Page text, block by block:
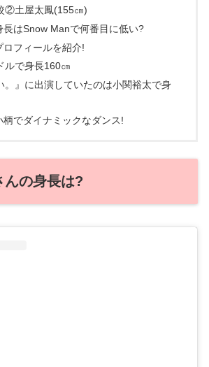
②土屋太鳳(155㎝)
長はSnow Manで何番目に低い?
ロフィールを紹介!
ルで身長160㎝
。』に出演していたのは小関裕太で身
柄でダイナミックなダンス!
んの身長は?